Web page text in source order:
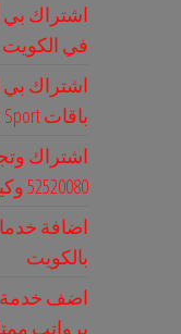
اشتراك
في الكويت
اشتراك
باقات Bein Sport الجديدة
اشتراك
52520080 وكيل بين المملكة
اضافة
بالكويت
اضف خدمة
برواتب